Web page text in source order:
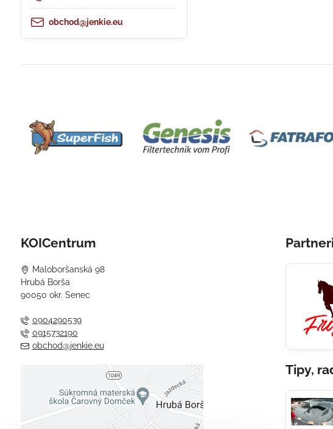
obchod@jenkie.eu
KOICentrum
Maloboršanská 98
Hrubá Borša
90050 okr. Senec
0904290539
0915732190
obchod@jenkie.eu
Externý obsah je blokovaný
Voľbami súkromia
Partneri
Tipy,